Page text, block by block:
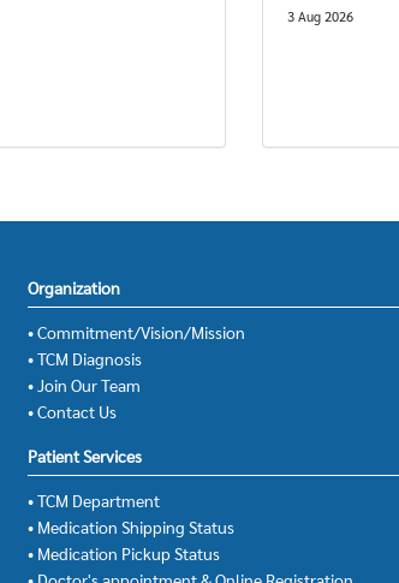
3 Aug 2026
Organization
• Commitment/Vision/Mission
• TCM Diagnosis
• Join Our Team
• Contact Us
Patient Services
• TCM Department
• Medication Shipping Status
• Medication Pickup Status